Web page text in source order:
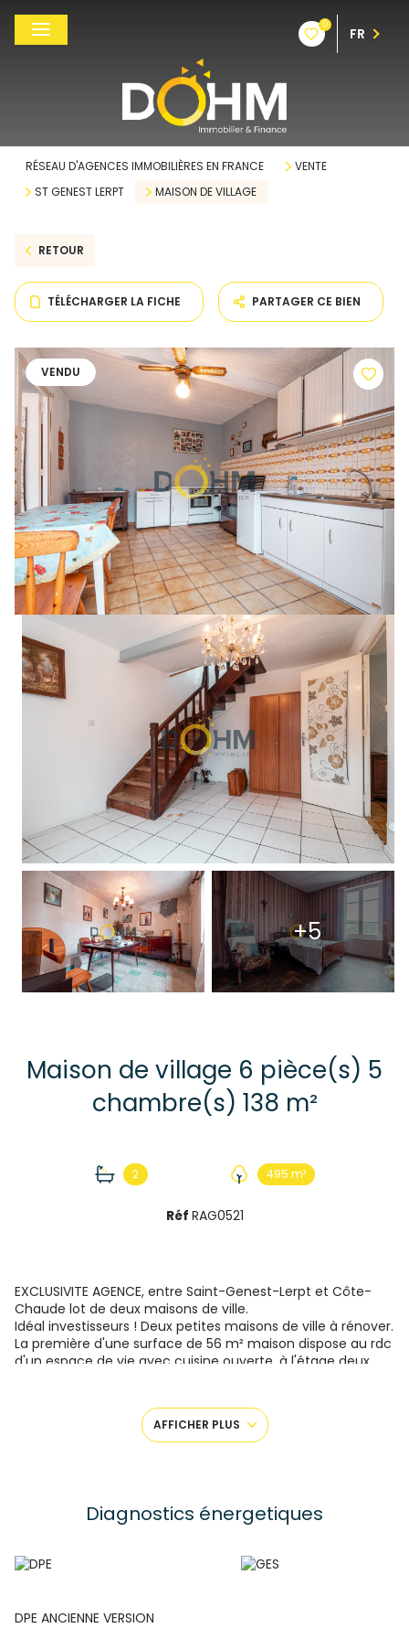
0
FR
RÉSEAU D'AGENCES IMMOBILIÈRES EN FRANCE
VENTE
ST GENEST LERPT
MAISON DE VILLAGE
RETOUR
TÉLÉCHARGER LA FICHE PARTAGER CE BIEN
VENDU
+5
Maison de village 6 pièce(s) 5
chambre(s) 138 m²
2 495 m²
Réf RAG0521
EXCLUSIVITE AGENCE, entre Saint-Genest-Lerpt et Côte-
Chaude lot de deux maisons de ville.
Idéal investisseurs ! Deux petites maisons de ville à rénover.
La première d'une surface de 56 m² maison dispose au rdc
d'un espace de vie avec cuisine ouverte, à l'étage deux
grande cuisine avec accès sur une grande terrasse, un
séjour, une salle à manger et encore une autre pièce
pouvant être une chambre. A l'étage possibilité d'une suite
immobilier est sur 495m2.
VINCENT Céline au 06.62.69.53.70.
AFFICHER PLUS
Diagnostics énergetiques
DPE ANCIENNE VERSION